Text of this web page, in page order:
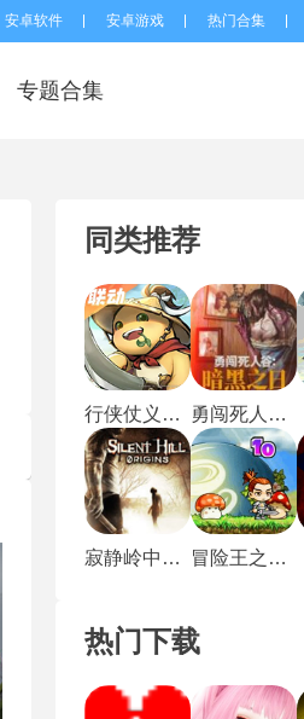
安卓软件 安卓游戏 热门合集
专题合集
同类推荐
行侠仗义五千年最新版 勇闯死人谷暗黑之日
寂静岭中文版 冒险王之精灵物语中文版
热门下载